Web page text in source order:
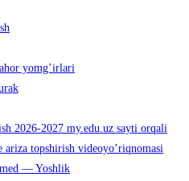
yomg’irlari
2026-2027 my.edu.uz sayti orqali
topshirish videoyo’riqnomasi
— Yoshlik